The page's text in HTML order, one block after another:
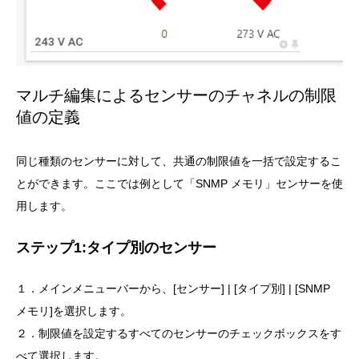
マルチ編集によるセンサーのチャネルの制限
値の定義
同じ種類のセンサーに対して、共通の制限値を一括で設定するこ
とができます。ここでは例として「SNMP メモリ」センサーを使
用します。
ステップ1:タイプ別のセンサー
１．メインメニューバーから、[センサー] | [タイプ別] | [SNMP
メモリ]を選択します。
２．制限値を設定するすべてのセンサーのチェックボックスをす
べて選択します。